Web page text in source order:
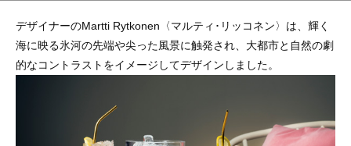
デザイナーのMartti Rytkonen〈マルティ･リッコネン〉は、輝く
海に映る氷河の先端や尖った風景に触発され、大都市と自然の劇
的なコントラストをイメージしてデザインしました。